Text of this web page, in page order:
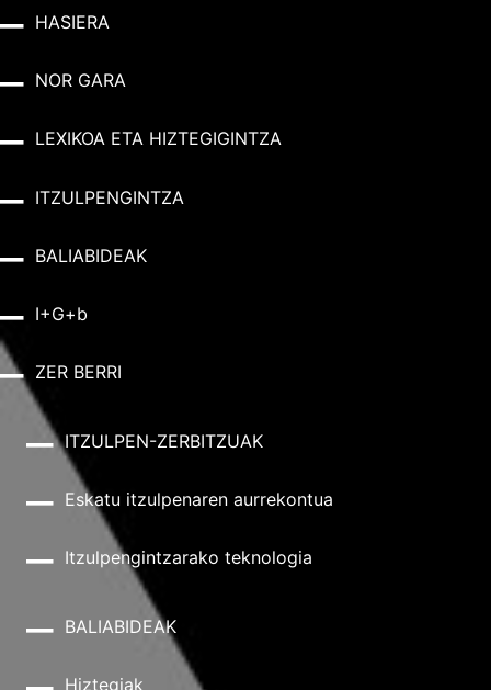
HASIERA
NOR GARA
LEXIKOA ETA HIZTEGIGINTZA
ITZULPENGINTZA
BALIABIDEAK
I+G+b
ZER BERRI
ITZULPEN-ZERBITZUAK
Eskatu itzulpenaren aurrekontua
Itzulpengintzarako teknologia
BALIABIDEAK
Hiztegiak